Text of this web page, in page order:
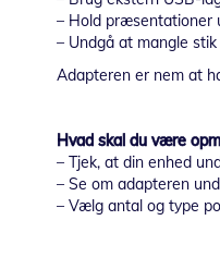
– Hold præsentationer
– Undgå at mangle
Adapteren er nem at
Hvad skal du være
– Tjek, at din enhed
– Se om adapteren
– Vælg antal og type